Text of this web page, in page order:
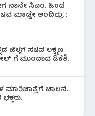
ನಾನೇ ಸಿಎಂ. ಹಿಂದೆ
ಮಾಡ್ತೇ ಅಂದಿದ್ರು :
ಜಿಲ್ಲೆಗೆ ಸಚಿವ ಲಕ್ಷ್ಮಣ
ಗೆ ಮುಂದಾದ ಡಿಕೆಶಿ.
ಮಾರಿಜಾತ್ರೆಗೆ ಚಾಲನೆ.